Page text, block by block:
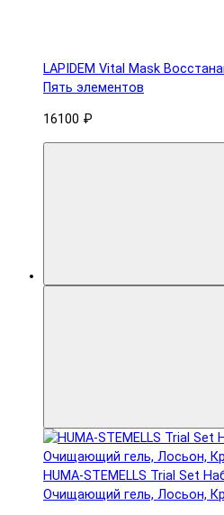
LAPIDEM Vital Mask
Пять элементов
16100 ₽
HUMA-STEMELLS Trial Set
Очищающий гель, Лосьон,